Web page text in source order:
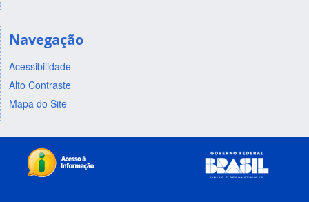
Navegação
Acessibilidade
Alto Contraste
Mapa do Site